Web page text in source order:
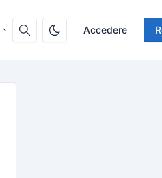
Accedere